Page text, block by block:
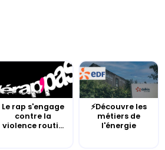
Le rap s'engage
contre la
violence routi...
⚡Découvre les
métiers de
l'énergie